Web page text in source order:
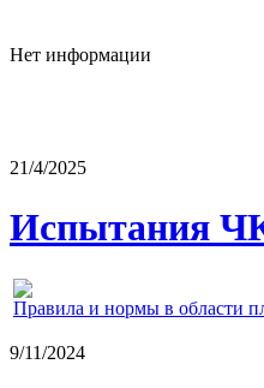
Нет информации
21/4/2025
Испытания
Правила и нормы в области
9/11/2024